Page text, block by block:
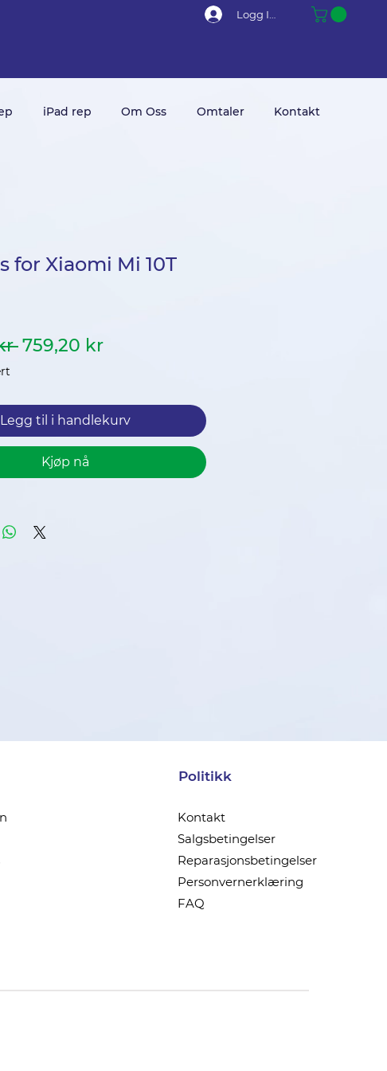
Logg Inn
iPad rep Om Oss Omtaler Kontakt
for Xiaomi Mi 10T
Vanlig
759,20 krSalgspris
Legg til i handlekurv
Kjøp nå
Politikk
Kontakt
Salgsbetingelser
Reparasjonsbetingelser
Personvernerklæring
FAQ